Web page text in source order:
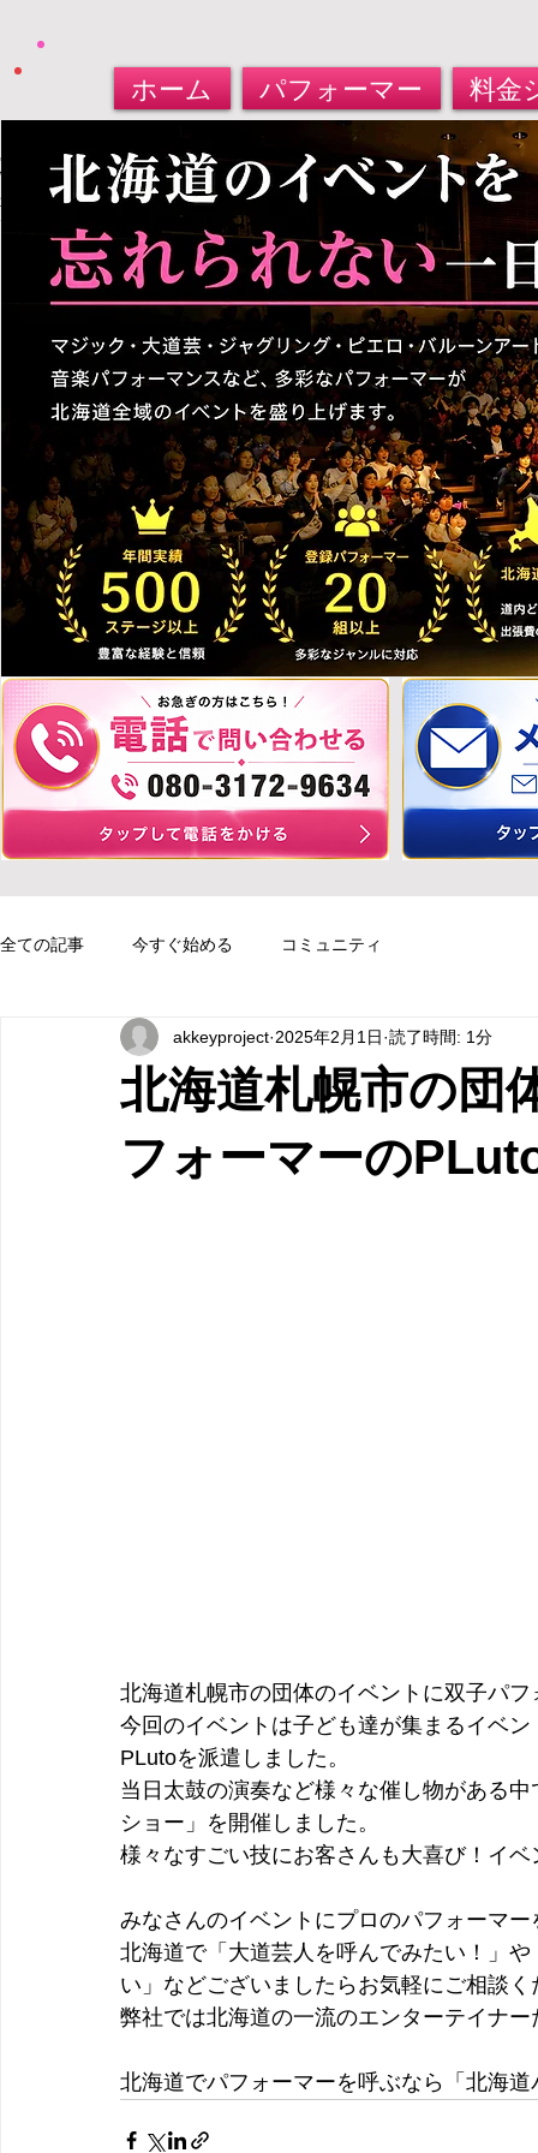
ホーム パフォーマー 料金
北海道パフォーマー​派遣サービス
大道芸人・マジシャン・バルーンアート
全ての記事 今すぐ始める コミュニティ
北海道札幌市の団
フォーマーの
akkeyproject 2025年2月1日 読了時間: 1分
北海道札幌市の団体のイベントに双子パ
今回のイベントは子ども達が集まるイベ
PLutoを派遣しました。
当日太鼓の演奏など様々な催し物がある
ショー」を開催しました。
様々なすごい技にお客さんも大喜び！イ
みなさんのイベントにプロのパフォーマ
北海道で「大道芸人を呼んでみたい！」
い」などございましたらお気軽にご相談く
弊社では北海道の一流のエンターテイナ
北海道でパフォーマーを呼ぶなら「北海